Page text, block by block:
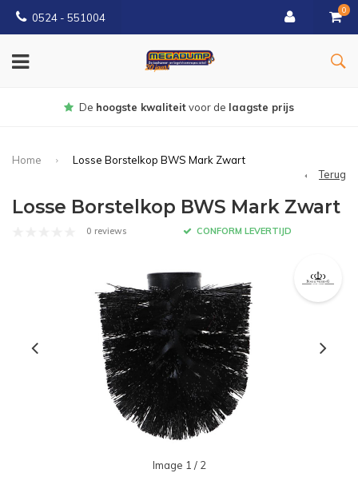
0524 - 551004
0
Gratisbezorgd vanaf €150
Home
Losse Borstelkop BWS Mark Zwart
Terug
Losse Borstelkop BWS Mark Zwart
0 reviews CONFORM LEVERTIJD
Image 1 / 2